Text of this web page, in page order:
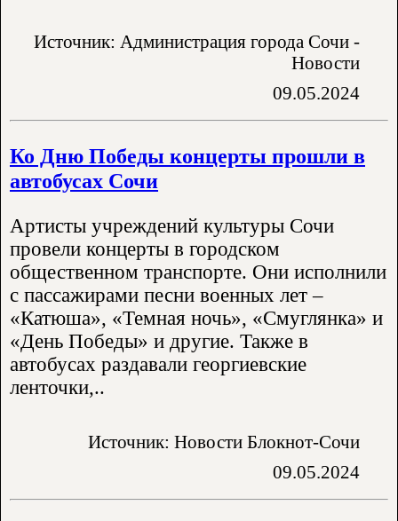
Источник: Администрация города Сочи -
Новости
09.05.2024
Ко Дню Победы концерты прошли в
автобусах Сочи
Артисты учреждений культуры Сочи
провели концерты в городском
общественном транспорте. Они исполнили
с пассажирами песни военных лет –
«Катюша», «Темная ночь», «Смуглянка» и
«День Победы» и другие. Также в
автобусах раздавали георгиевские
ленточки,..
Источник: Новости Блокнот-Сочи
09.05.2024